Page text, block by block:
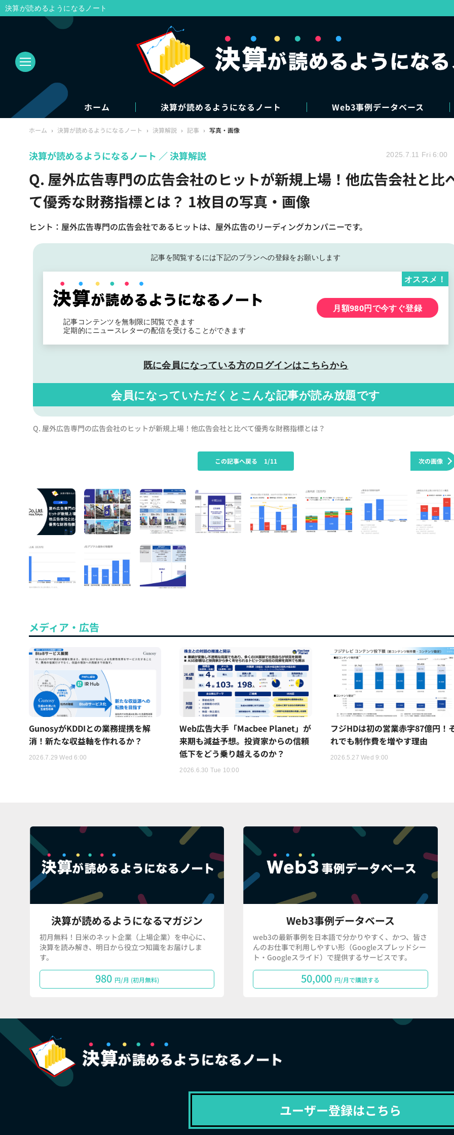
ホーム 決算が読めるようになるノート Web3事例データベース
ホーム › 決算が読めるようになるノート › 決算解説 › 記事 › 写真・画像
Q. 屋外広告専門の広告会社のヒットが新規上場！他広告会社と比
て優秀な財務指標とは？ 1枚目の写真・画像
ヒント：屋外広告専門の広告会社であるヒットは、屋外広告のリーディングカンパニーです。
決算が読めるようになるノート 決算解説 2025.7.11 Fri 6:00
記事を閲覧するには下記のプランへの登録をお願いします
記事コンテンツを無制限に閲覧できます
定期的にニュースレターの配信を受けることができます
オススメ！
月額980円で今すぐ登録
既に会員になっている方のログインはこちらから
会員になっていただくと こんな記事が読み放題です
Q. 屋外広告専門の広告会社のヒットが新規上場！他広告会社と比べて優秀な財務指標とは？
次の画像
この記事へ戻る 1/11
メディア・広告
GunosyがKDDIとの業務提携を解
消！新たな収益軸を作れるか？
2026.7.29 Wed 6:00
Web広告大手「Macbee Planet」が
来期も減益予想。投資家からの信頼
低下をどう乗り越えるのか？
2026.6.30 Tue 10:00
フジHDは初の営業赤字87億円！
れでも制作費を増やす理由
2026.5.27 Wed 9:00
決算が読めるようになるマガジン
初月無料！日米のネット企業（上場企業）を中心に、
決算を読み解き、明日から役立つ知識をお届けしま
す。
980 円/月 (初月無料)
Web3事例データベース
web3の最新事例を日本語で分かりやすく、かつ、皆さ
んのお仕事で利用しやすい形（Googleスプレッドシー
ト・Googleスライド）で提供するサービスです。
50,000 円/月で購読する
ユーザー登録はこちら
決算が読めるようになるノート